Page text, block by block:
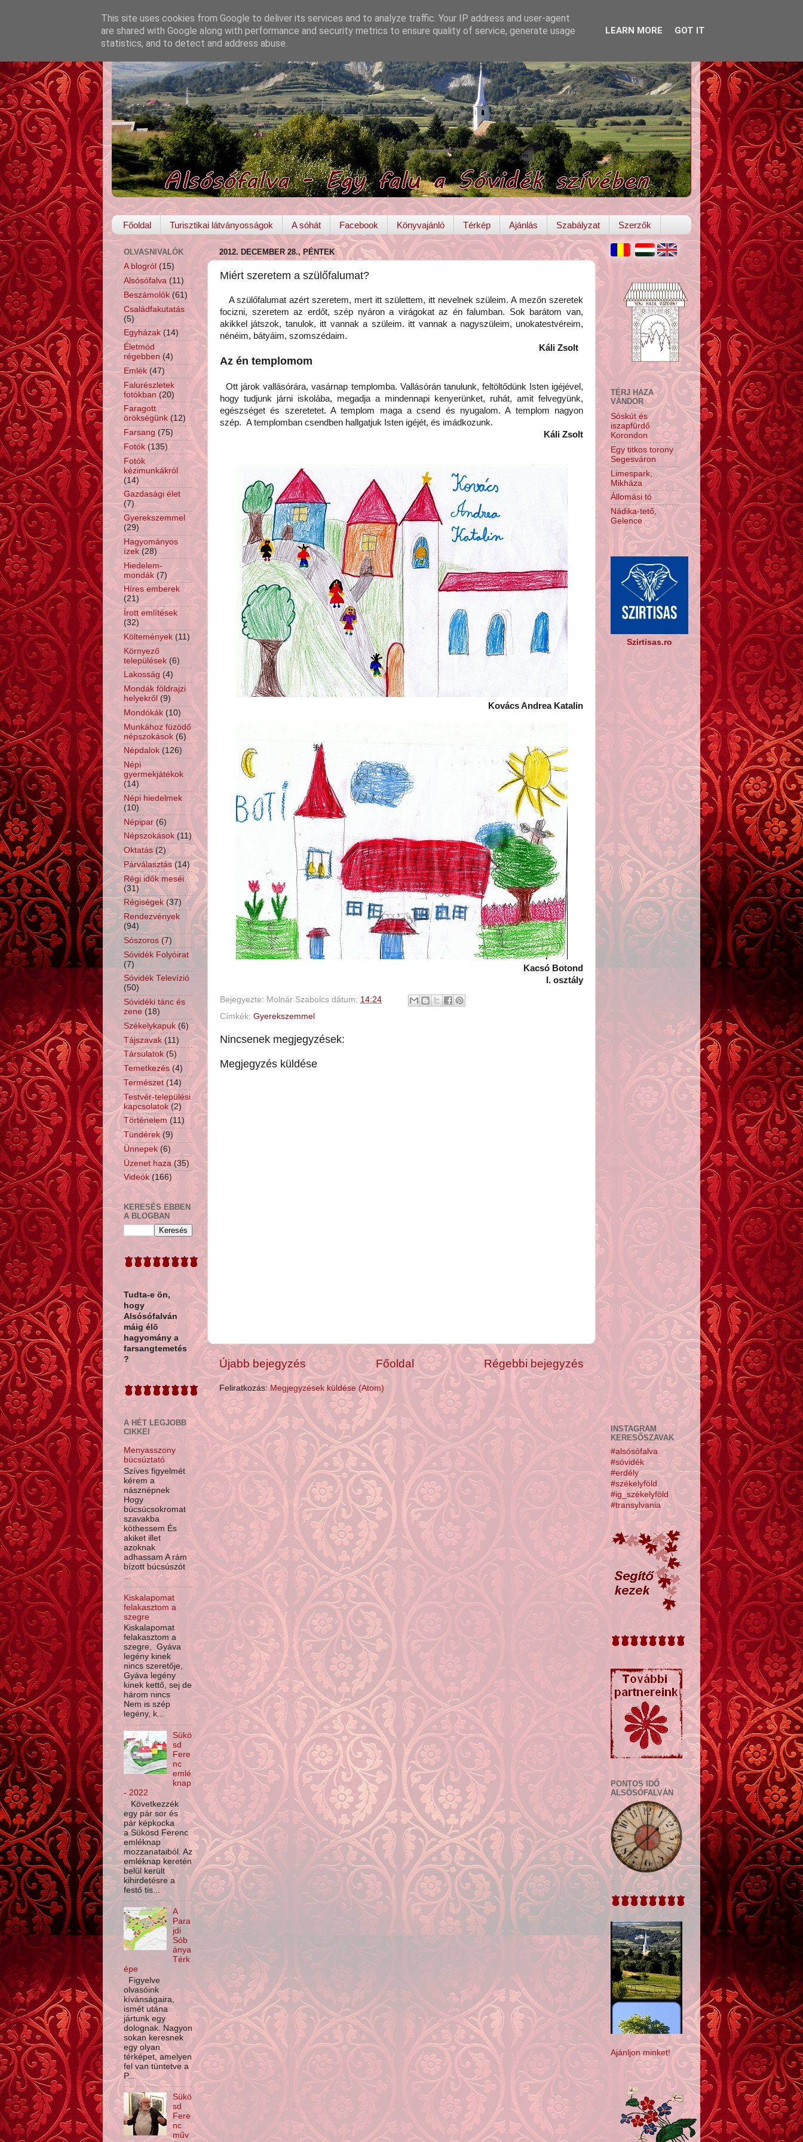
Főoldal Turisztikai látványosságok A sóhát Facebook Könyvajánló Térkép Ajánlás Szabályzat Szerzők
2012. DECEMBER 28., PÉNTEK
Miért szeretem a szülőfalumat?
A szülőfalumat azért szeretem, mert itt születtem, itt nevelnek szüleim. A mezőn szeretek
focizni, szeretem az erdőt, szép nyáron a virágokat az én falumban. Sok barátom van,
akikkel játszok, tanulok, itt vannak a szüleim. itt vannak a nagyszüleim, unokatestvéreim,
nénéim, bátyáim, szomszédaim.
Káli Zsolt
Az én templomom
Ott járok vallásórára, vasárnap templomba. Vallásórán tanulunk, feltöltődünk Isten igéjével,
hogy tudjunk járni iskolába, megadja a mindennapi kenyerünket, ruhát, amit felvegyünk,
egészséget és szeretetet. A templom maga a csend és nyugalom. A templom nagyon
szép. A templomban csendben hallgatjuk Isten igéjét, és imádkozunk.
Káli Zsolt
Kovács Andrea Katalin
Kacsó Botond
I. osztály
Bejegyezte: Molnár Szabolcs dátum: 14:24
Címkék: Gyerekszemmel
Nincsenek megjegyzések:
Megjegyzés küldése
Újabb bejegyzés Régebbi bejegyzés
Főoldal
Feliratkozás:Megjegyzések küldése (Atom)
OLVASNIVALÓK
A blogról (15)
Alsósófalva (11)
Beszámolók (61)
Családfakutatás
(5)
Egyházak (14)
Életmód
régebben (4)
Emlék (47)
Falurészletek
fotókban (20)
Faragott
örökségünk (12)
Farsang (75)
Fotók (135)
Fotók
kézimunkákról
(14)
Gazdasági élet
(7)
Gyerekszemmel
(29)
Hagyományos
ízek (28)
Hiedelem-
mondák (7)
Híres emberek
(21)
Írott említések
(32)
Költemények (11)
Környező
települések (6)
Lakosság (4)
Mondák földrajzi
helyekről (9)
Mondókák (10)
Munkához füzödő
népszokások (6)
Népdalok (126)
Népi
gyermekjátékok
(14)
Népi hiedelmek
(10)
Népipar (6)
Népszokások (11)
Oktatás (2)
Párválasztás (14)
Régi idők meséi
(31)
Régiségek (37)
Rendezvények
(94)
Sószoros (7)
Sóvidék Folyóirat
(7)
Sóvidék Televízió
(50)
Sóvidéki tánc és
zene (18)
Székelykapuk (6)
Tájszavak (11)
Társulatok (5)
Temetkezés (4)
Természet (14)
Testvér-települési
kapcsolatok (2)
Történelem (11)
Tündérek (9)
Ünnepek (6)
Üzenet haza (35)
Videók (166)
KERESÉS EBBEN
A BLOGBAN
Tudta-e ön,
hogy
Alsósófalván
máig élõ
hagyomány a
farsangtemetés
?
A HÉT LEGJOBB
CIKKEI
Menyasszony
búcsúztató
Szíves figyelmét
kérem a
násznépnek
Hogy
búcsúcsokromat
szavakba
köthessem És
akiket illet
azoknak
adhassam A rám
bízott búcsúszót
...
Kiskalapomat
felakasztom a
szegre
Kiskalapomat
felakasztom a
szegre, Gyáva
legény kinek
nincs szeretője,
Gyáva legény
kinek kettő, sej de
három nincs
Nem is szép
legény, k...
Sükö
sd
Fere
nc
emlé
knap
- 2022
Következzék
egy pár sor és
pár képkocka
a Sükösd Ferenc
emléknap
mozzanataiból. Az
emléknap keretén
belül került
kihirdetésre a
festő tis...
A
Para
jdi
Sób
ánya
Térk
épe
Figyelve
olvasóink
kívánságaira,
ismét utána
jártunk egy
dolognak. Nagyon
sokan keresnek
egy olyan
térképet, amelyen
fel van tüntetve a
P...
Sükö
sd
Fere
nc
műv
TÉRJ HAZA
VÁNDOR
Sóskút és
iszapfürdő
Korondon
Egy titkos torony
Segesváron
Limespark,
Mikháza
Állomási tó
Nádika-tető,
Gelence
Szirtisas.ro
INSTAGRAM
KERESŐSZAVAK
#alsósófalva
#sóvidék
#erdély
#székelyföld
#ig_székelyföld
#transylvania
PONTOS IDŐ
ALSÓSÓFALVÁN
Ajánljon minket!
This site uses cookies from Google to deliver its services and to analyze traffic. Your IP address and user-agent
are shared with Google along with performance and security metrics to ensure quality of service, generate usage
statistics, and to detect and address abuse.
LEARN MORE GOT IT